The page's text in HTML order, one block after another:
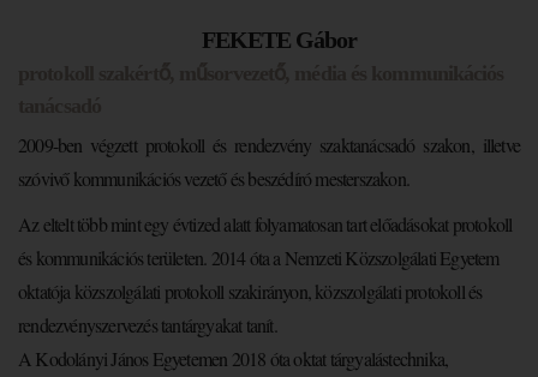
FEKETE Gábor
2009-ben végzett protokoll és rendezvény szaktanácsadó szakon, illetve
szóvivő kommunikációs vezető és beszédíró mesterszakon.
Az eltelt több mint egy évtized alatt folyamatosan tart előadásokat protokoll
és kommunikációs területen. 2014 óta a Nemzeti Közszolgálati Egyetem
oktatója közszolgálati protokoll szakirányon, közszolgálati protokoll és
rendezvényszervezés tantárgyakat tanít.
A Kodolányi János Egyetemen 2018 óta oktat tárgyalástechnika,